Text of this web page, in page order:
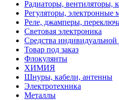
Радиаторы, вентиляторы,
Регуляторы, электронные
Реле, джамперы,
Световая электроника
Средства
Товар под заказ
Флокулянты
ХИМИЯ
Шнуры, кабели, антенны
Электротехника
Металлы